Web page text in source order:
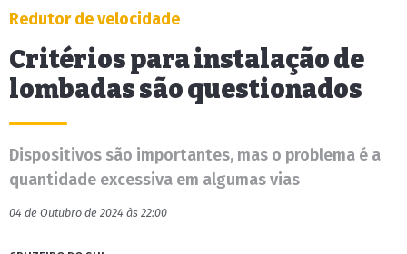
Redutor de velocidade
Critérios para instalação de
lombadas são questionados
Dispositivos são importantes, mas o problema é a
quantidade excessiva em algumas vias
04 de Outubro de 2024 às 22:00